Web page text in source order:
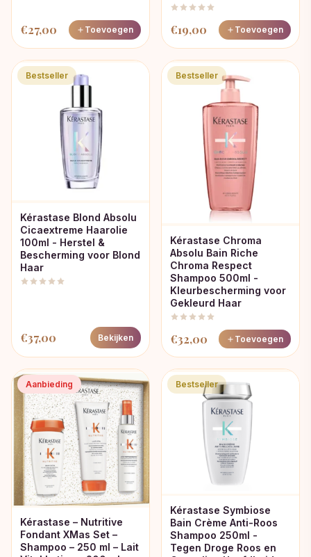
€27,00 Toevoegen €19,00 Toevoegen
Bestseller
Kérastase Blond Absolu
Cicaextreme Haarolie
100ml - Herstel &
Bescherming voor Blond
Haar
€37,00 Bekijken
Bestseller
Kérastase Chroma
Absolu Bain Riche
Chroma Respect
Shampoo 500ml -
Kleurbescherming voor
Gekleurd Haar
€32,00 Toevoegen
Aanbieding
Kérastase – Nutritive
Fondant XMas Set –
Shampoo – 250 ml – Lait
Bestseller
Kérastase Symbiose
Bain Crème Anti-Roos
Shampoo 250ml -
Tegen Droge Roos en